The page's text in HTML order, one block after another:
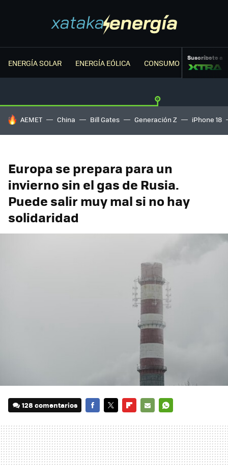
ENERGÍA SOLAR ENERGÍA EÓLICA CONSUMO ENERGÉTICO
Suscríbete a
HOY SE HABLA DE
AEMET China Bill Gates Generación Z iPhone 18
Europa se prepara para un
invierno sin el gas de Rusia.
Puede salir muy mal si no hay
solidaridad
128 comentarios
MAIL